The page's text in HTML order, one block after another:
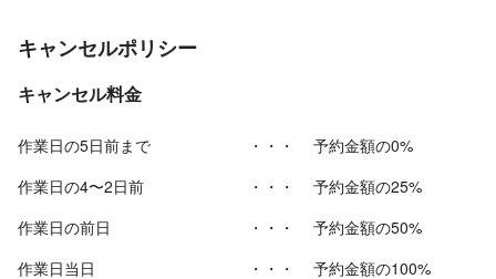
キャンセルポリシー
キャンセル料金
作業日の5日前まで ・・・
予約金額の0%
作業日の4〜2日前
・・・
予約金額の25%
作業日の前日
・・・
予約金額の50%
作業日当日
・・・ 予約金額の100%